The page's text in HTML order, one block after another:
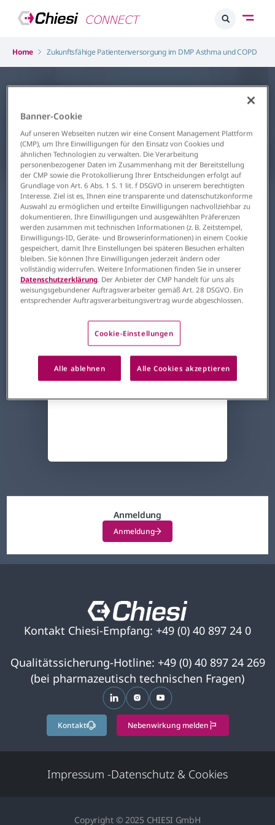
Home Zukunftsfähige Patientenversorgung im DMP Asthma und COPD
Atemwege
Zukunftsfähige
Patientenversorgung im DMP
Asthma und COPD
Nachhaltigkeit, Klima & Praxis im
Dialog
Hannover
06.06.2026
09:30 – 13:45 Uhr
Anmeldung
Anmeldung
Kontakt Chiesi-Empfang: +49 (0) 40 897 24 0
Qualitätssicherung-Hotline: +49 (0) 40 897 24 269
(bei pharmazeutisch technischen Fragen)
wird in einer neuen Registerkarte
wird in einer neuen
wird in einer neuen
Kontakt Nebenwirkung melden
Copyright © 2025 CHIESI GmbH
Impressum -Datenschutz & Cookies
Banner-Cookie
Auf unseren Webseiten nutzen wir eine Consent Management Plattform
(CMP), um Ihre Einwilligungen für den Einsatz von Cookies und
ähnlichen Technologien zu verwalten. Die Verarbeitung
personenbezogener Daten im Zusammenhang mit der Bereitstellung
der CMP sowie die Protokollierung Ihrer Entscheidungen erfolgt auf
Grundlage von Art. 6 Abs. 1 S. 1 lit. f DSGVO in unserem berechtigten
Interesse. Ziel ist es, Ihnen eine transparente und datenschutzkonforme
Auswahl zu ermöglichen und erteilte Einwilligungen nachvollziehbar zu
dokumentieren. Ihre Einwilligungen und ausgewählten Präferenzen
werden zusammen mit technischen Informationen (z. B. Zeitstempel,
Einwilligungs-ID, Geräte- und Browserinformationen) in einem Cookie
gespeichert, damit Ihre Einstellungen bei späteren Besuchen erhalten
bleiben. Sie können Ihre Einwilligungen jederzeit ändern oder
vollständig widerrufen. Weitere Informationen finden Sie in unserer
Datenschutzerklärung. Der Anbieter der CMP handelt für uns als
weisungsgebundener Auftragsverarbeiter gemäß Art. 28 DSGVO. Ein
entsprechender Auftragsverarbeitungsvertrag wurde abgeschlossen.
Cookie-Einstellungen
Alle ablehnen Alle Cookies akzeptieren